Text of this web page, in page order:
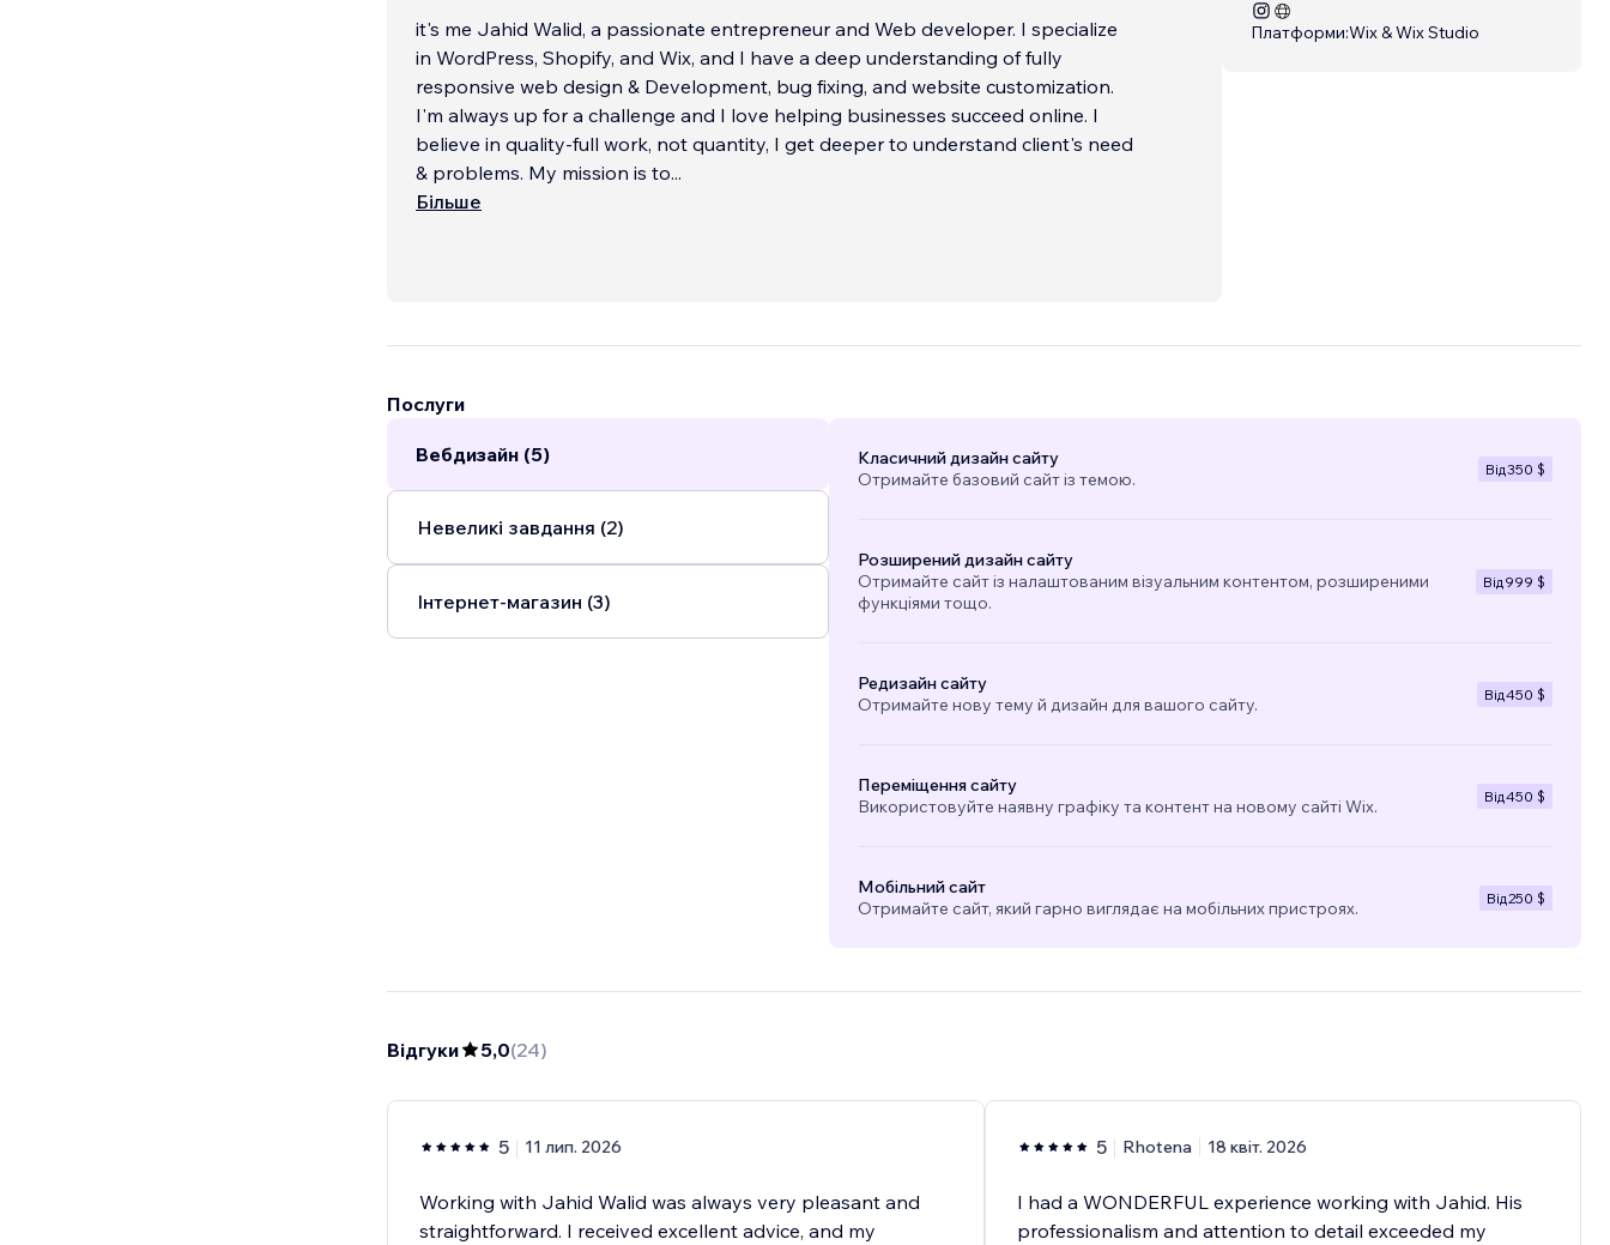
it's me Jahid Walid, a passionate entrepreneur and Web developer. I specialize
in WordPress, Shopify, and Wix, and I have a deep understanding of fully
responsive web design & Development, bug fixing, and website customization.
I'm always up for a challenge and I love helping businesses succeed online. I
believe in quality-full work, not quantity, I get deeper to understand client's need
& problems. My mission is to...
Більше
Платформи:Wix & Wix Studio
Послуги
Вебдизайн (5)
Невеликі завдання (2)
Інтернет-магазин (3)
Класичний дизайн сайту
Отримайте базовий сайт із темою.
Від350 $
Розширений дизайн сайту
Отримайте сайт із налаштованим візуальним контентом, розширеними
функціями тощо.
Від 999 $
Редизайн сайту
Отримайте нову тему й дизайн для вашого сайту.
Від450 $
Переміщення сайту
Використовуйте наявну графіку та контент на новому сайті Wix.
Від450 $
Мобільний сайт
Отримайте сайт, який гарно виглядає на мобільних пристроях.
Від250 $
Відгуки 5,0(24)
5 11 лип. 2026
Working with Jahid Walid was always very pleasant and
straightforward. I received excellent advice, and my
5 Rhotena 18 квіт. 2026
I had a WONDERFUL experience working with Jahid. His
professionalism and attention to detail exceeded my